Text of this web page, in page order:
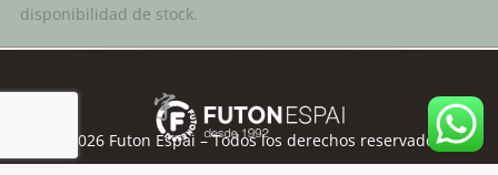
disponibilidad de stock.
2026 Futon Espai – Todos los derechos reservados.